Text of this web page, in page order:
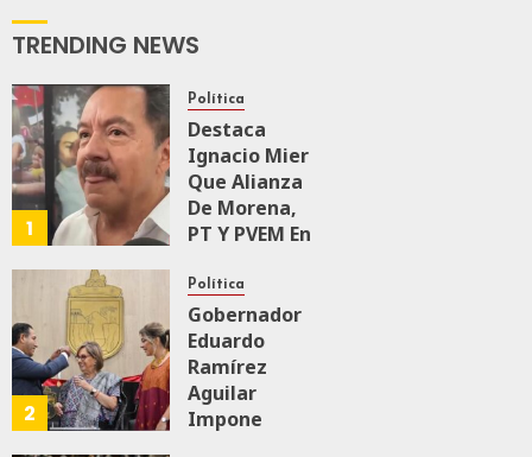
De
Del Tren
Maya De
Carga
JULIO 18, 2026
0
158
TRENDING NEWS
1
Política
Destaca
Ignacio Mier
Que Alianza
De Morena,
PT Y PVEM En
Firme
AGOSTO 6, 2026
0
159
2
Política
Gobernador
Eduardo
Ramírez
Aguilar
Impone